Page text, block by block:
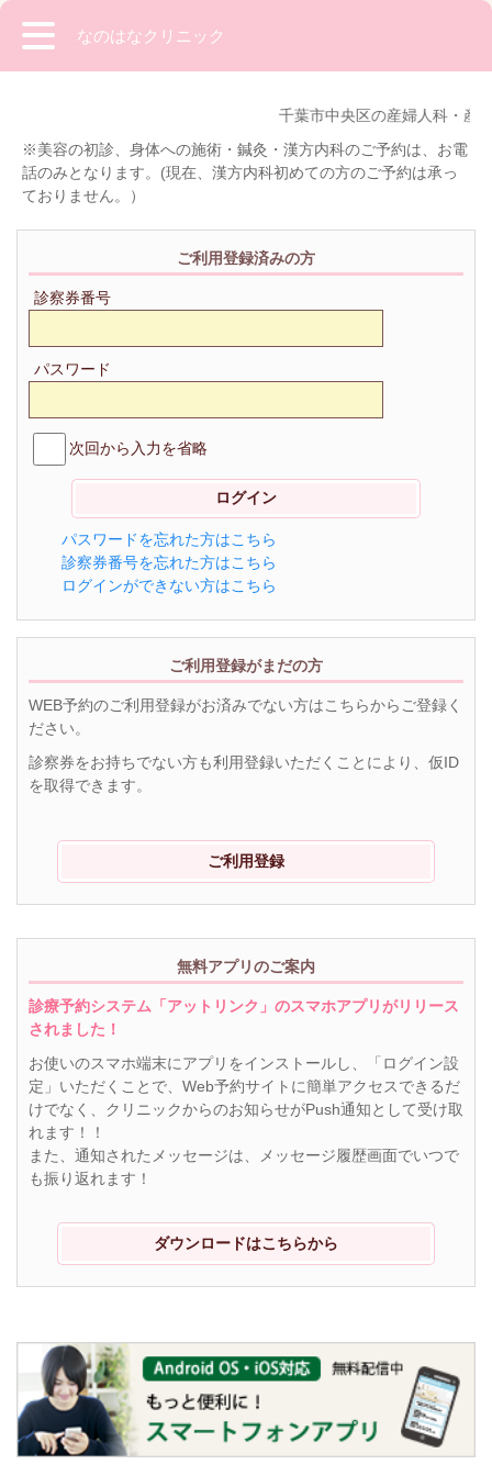
なのはなクリニック
千葉市中央区の産婦人科・産
※美容の初診、身体への施術・鍼灸・漢方内科のご予約は、お電
話のみとなります。(現在、漢方内科初めての方のご予約は承っ
ておりません。）
ご利用登録済みの方
診察券番号
パスワード
次回から入力を省略
パスワードを忘れた方はこちら
診察券番号を忘れた方はこちら
ログインができない方はこちら
ご利用登録がまだの方
WEB予約のご利用登録がお済みでない方はこちらからご登録く
ださい。
診察券をお持ちでない方も利用登録いただくことにより、仮ID
を取得できます。
ご利用登録
無料アプリのご案内
診療予約システム「アットリンク」のスマホアプリがリリース
されました！
お使いのスマホ端末にアプリをインストールし、「ログイン設
定」いただくことで、Web予約サイトに簡単アクセスできるだ
けでなく、クリニックからのお知らせがPush通知として受け取
れます！！
また、通知されたメッセージは、メッセージ履歴画面でいつで
も振り返れます！
ダウンロードはこちらから